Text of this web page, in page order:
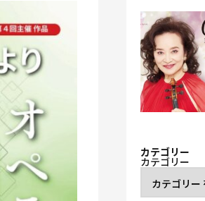
カテゴリー
カテゴリー